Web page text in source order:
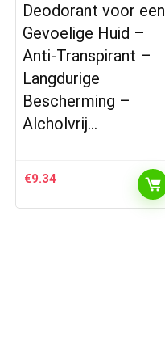
Deodorant voor een
Gevoelige Huid –
Anti-Transpirant –
Langdurige
Bescherming –
Alcholvrij…
€9.34